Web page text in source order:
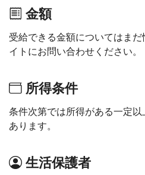
金額
受給できる金額についてはま
イトにお問い合わせください。
所得条件
条件次第では所得がある一定
あります。
生活保護者